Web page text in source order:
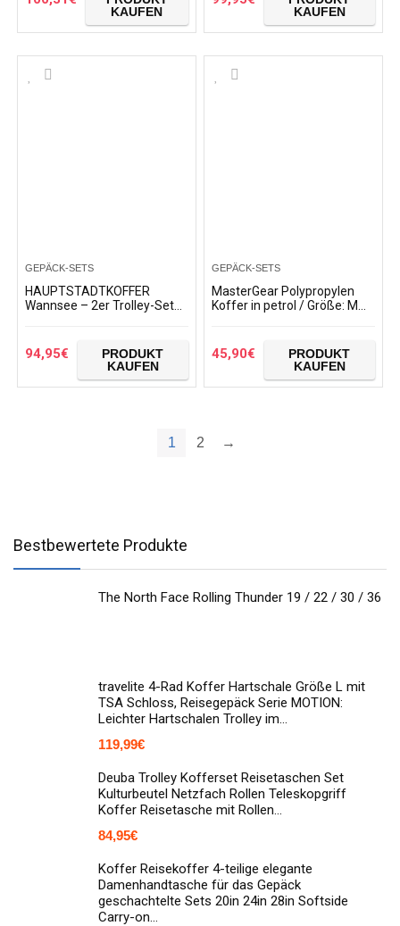
KAUFEN
KAUFEN
GEPÄCK-SETS
HAUPTSTADTKOFFER
Wannsee – 2er Trolley-Set
132 L, Champagner
94,95€
PRODUKT
KAUFEN
GEPÄCK-SETS
MasterGear Polypropylen
Koffer in petrol / Größe: M
Grad…
45,90€
PRODUKT
KAUFEN
1 2 →
Bestbewertete Produkte
The North Face Rolling Thunder 19 / 22 / 30 / 36
travelite 4-Rad Koffer Hartschale Größe L mit
TSA Schloss, Reisegepäck Serie MOTION:
Leichter Hartschalen Trolley im…
119,99€
Deuba Trolley Kofferset Reisetaschen Set
Kulturbeutel Netzfach Rollen Teleskopgriff
Koffer Reisetasche mit Rollen…
84,95€
Koffer Reisekoffer 4-teilige elegante
Damenhandtasche für das Gepäck
geschachtelte Sets 20in 24in 28in Softside
Carry-on…